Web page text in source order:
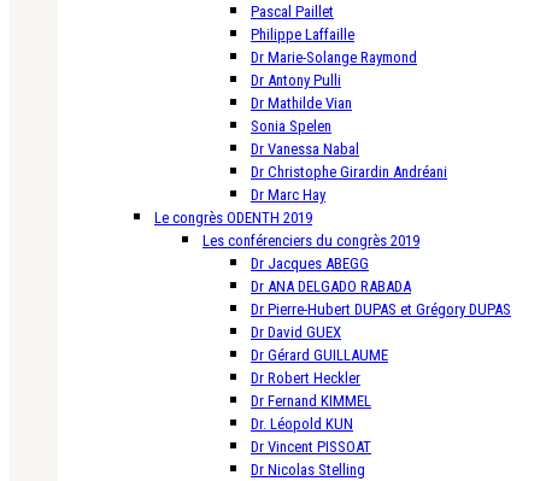
Pascal Paillet
Philippe Laffaille
Dr Marie-Solange Raymond
Dr Antony Pulli
Dr Mathilde Vian
Sonia Spelen
Dr Vanessa Nabal
Dr Christophe Girardin Andréani
Dr Marc Hay
Le congrès ODENTH 2019
Les conférenciers du congrès 2019
Dr Jacques ABEGG
Dr ANA DELGADO RABADA
Dr Pierre-Hubert DUPAS et Grégory DUPAS
Dr David GUEX
Dr Gérard GUILLAUME
Dr Robert Heckler
Dr Fernand KIMMEL
Dr. Léopold KUN
Dr Vincent PISSOAT
Dr Nicolas Stelling